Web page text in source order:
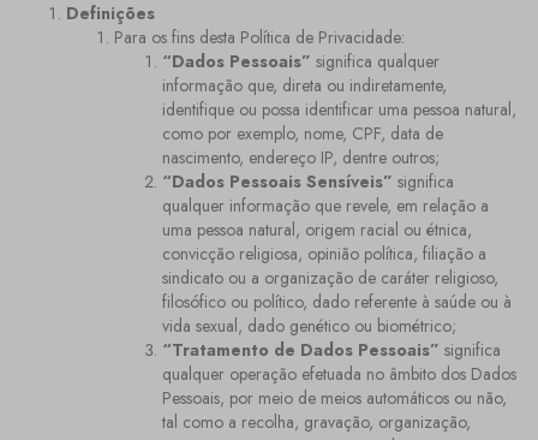
Definições
Para os fins desta Política de Privacidade:
“Dados Pessoais” significa qualquer
informação que, direta ou indiretamente,
identifique ou possa identificar uma pessoa natural,
como por exemplo, nome, CPF, data de
nascimento, endereço IP, dentre outros;
“Dados Pessoais Sensíveis” significa
qualquer informação que revele, em relação a
uma pessoa natural, origem racial ou étnica,
convicção religiosa, opinião política, filiação a
sindicato ou a organização de caráter religioso,
filosófico ou político, dado referente à saúde ou à
vida sexual, dado genético ou biométrico;
“Tratamento de Dados Pessoais” significa
qualquer operação efetuada no âmbito dos Dados
Pessoais, por meio de meios automáticos ou não,
tal como a recolha, gravação, organização,